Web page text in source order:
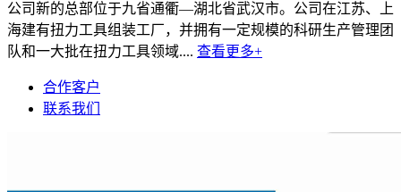
公司新的总部位于九省通衢—湖北省武汉市。公司在江苏、上
海建有扭力工具组装工厂，并拥有一定规模的科研生产管理团
队和一大批在扭力工具领域.... 查看更多+
合作客户
联系我们